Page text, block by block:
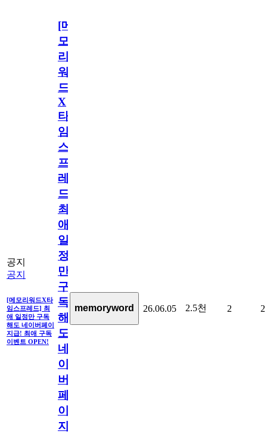
공지
공지
[메모리워드X타
임스프레드] 최
애 일정만 구독
해도 네이버페이
지급! 최애 구독
이벤트 OPEN!
[메
모
리
워
드
X
타
임
스
프
레
드]
최
애
일
정
만
구
독
해
도
네
이
버
페
이
지
memoryword 26.06.05 2.5천 2 2